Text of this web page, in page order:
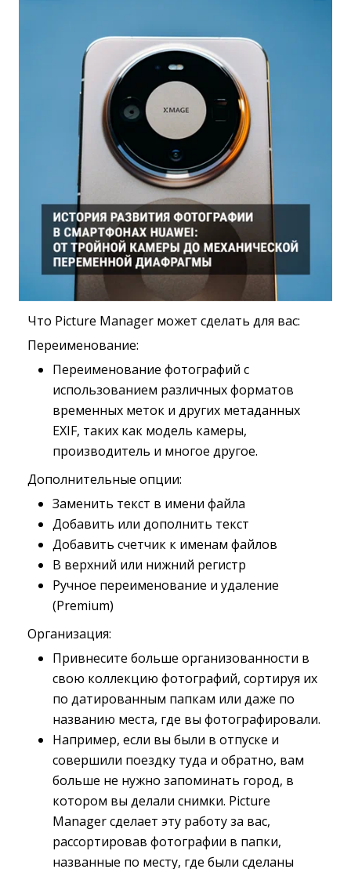
Что Picture Manager может сделать для вас:
Переименование:
Переименование фотографий с
использованием различных форматов
временных меток и других метаданных
EXIF, таких как модель камеры,
производитель и многое другое.
Дополнительные опции:
Заменить текст в имени файла
Добавить или дополнить текст
Добавить счетчик к именам файлов
В верхний или нижний регистр
Ручное переименование и удаление
(Premium)
Организация:
Привнесите больше организованности в
свою коллекцию фотографий, сортируя их
по датированным папкам или даже по
названию места, где вы фотографировали.
Например, если вы были в отпуске и
совершили поездку туда и обратно, вам
больше не нужно запоминать город, в
котором вы делали снимки. Picture
Manager сделает эту работу за вас,
рассортировав фотографии в папки,
названные по месту, где были сделаны